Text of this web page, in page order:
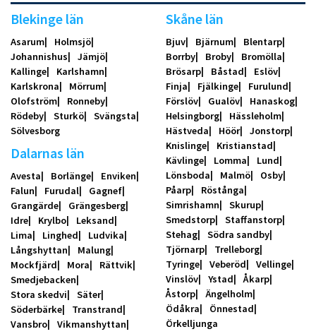
Blekinge län
Asarum
Holmsjö
Johannishus
Jämjö
Kallinge
Karlshamn
Karlskrona
Mörrum
Olofström
Ronneby
Rödeby
Sturkö
Svängsta
Sölvesborg
Dalarnas län
Avesta Borlänge
Enviken
Falun
Furudal
Gagnef
Grangärde
Grängesberg
Idre
Krylbo
Leksand
Lima
Linghed
Ludvika
Långshyttan
Malung
Mockfjärd
Mora
Rättvik
Smedjebacken
Stora skedvi
Säter
Söderbärke
Transtrand
Vansbro
Vikmanshyttan
Skåne län
Bjuv Bjärnum
Blentarp
Borrby
Broby
Bromölla
Brösarp
Båstad
Eslöv
Finja
Fjälkinge
Furulund
Förslöv
Gualöv
Hanaskog
Helsingborg
Hässleholm
Hästveda
Höör
Jonstorp
Knislinge
Kristianstad
Kävlinge
Lomma
Lund
Lönsboda
Malmö
Osby
Påarp
Röstånga
Simrishamn
Skurup
Smedstorp
Staffanstorp
Stehag
Södra sandby
Tjörnarp
Trelleborg
Tyringe
Veberöd
Vellinge
Vinslöv
Ystad
Åkarp
Åstorp
Ängelholm
Ödåkra
Önnestad
Örkelljunga